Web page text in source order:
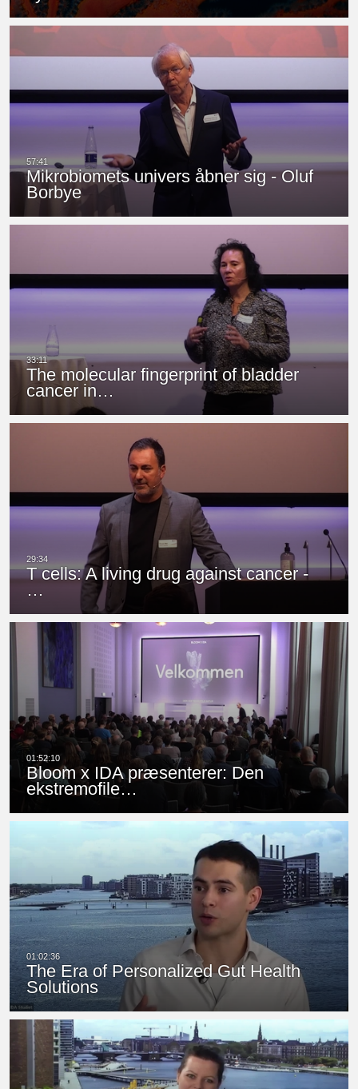
Mikrobiomets univers åbner sig - Oluf
Borbye
The molecular fingerprint of bladder
cancer in…
T cells: A living drug against cancer -
…
Bloom x IDA præsenterer: Den
ekstremofile…
The Era of Personalized Gut Health
Solutions